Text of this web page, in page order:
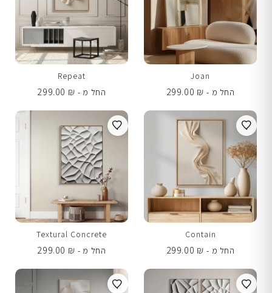
Joan
החל מ -
299.00 ₪
Repeat
החל מ -
299.00 ₪
Contain
החל מ -
299.00 ₪
Textural Concrete
החל מ -
299.00 ₪